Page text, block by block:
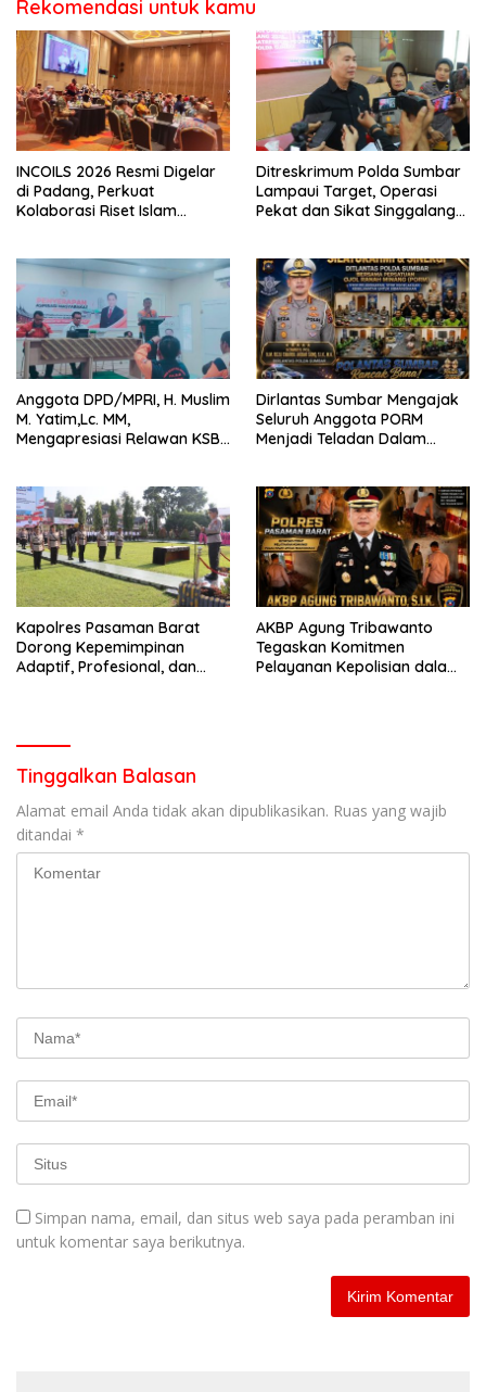
Rekomendasi untuk kamu
INCOILS 2026 Resmi Digelar
di Padang, Perkuat
Kolaborasi Riset Islam
Ditreskrimum Polda Sumbar
Lampaui Target, Operasi
Pekat dan Sikat Singgalang
Anggota DPD/MPRI, H. Muslim
M. Yatim,Lc. MM,
Mengapresiasi Relawan KSB
Bencana
Dirlantas Sumbar Mengajak
Seluruh Anggota PORM
Menjadi Teladan Dalam
Perlengkapan Keselamatan
Berkendara
Kapolres Pasaman Barat
Dorong Kepemimpinan
Adaptif, Profesional, dan
AKBP Agung Tribawanto
Tegaskan Komitmen
Pelayanan Kepolisian dalam
Tinggalkan Balasan
Alamat email Anda tidak akan dipublikasikan. Ruas yang wajib
ditandai *
Simpan nama, email, dan situs web saya pada peramban ini
untuk komentar saya berikutnya.